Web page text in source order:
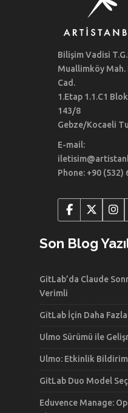
Bilişim Vadisi
Muallimköy Mah.
Cad.
1.Etap 1.1.C1
143/8
Gebze/Kocaeli
E-mail:
Phone: +90 (532)
Son Blog
GitLab’da Claude
Verimli
GitLab İçin Daha
Ulmo Sürümü ile
Ulmo: Etkinlik
GitLab Duo Model
Eduvence Manage: